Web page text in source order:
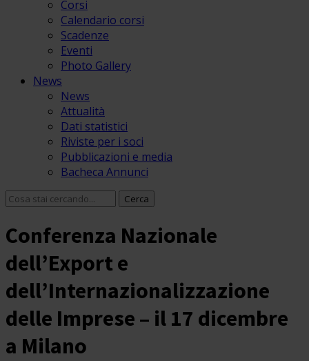
Corsi
Calendario corsi
Scadenze
Eventi
Photo Gallery
News
News
Attualità
Dati statistici
Riviste per i soci
Pubblicazioni e media
Bacheca Annunci
Conferenza Nazionale
dell’Export e
dell’Internazionalizzazione
delle Imprese – il 17 dicembre
a Milano